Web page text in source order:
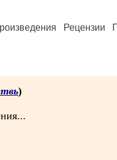
Рецензии
)